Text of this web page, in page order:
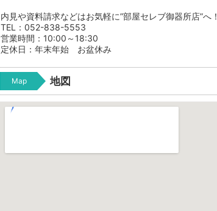
内見や資料請求などはお気軽に”部屋セレブ御器所店”へ！
TEL：052-838-5553
営業時間：10:00～18:30
定休日：年末年始 お盆休み
Map 地図